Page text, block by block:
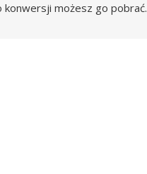
konwersji możesz go pobrać.